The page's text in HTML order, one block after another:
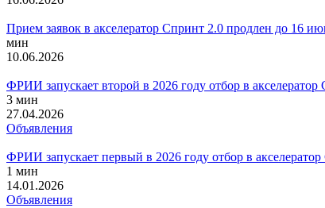
Прием заявок в акселератор Спринт 2.0 продлен до 16
мин
10.06.2026
ФРИИ запускает второй в 2026 году отбор в акселератор
3 мин
27.04.2026
Объявления
ФРИИ запускает первый в 2026 году отбор в
1 мин
14.01.2026
Объявления